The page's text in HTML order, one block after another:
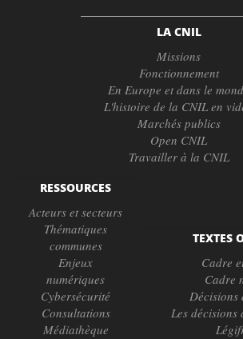
LA CNIL
Missions
Fonctionnement
En Europe et dans le
L'histoire de la CNIL en
Marchés publics
Open CNIL
Travailler à la CNIL
RESSOURCES
Acteurs et secteurs
Thématiques
communes
Enjeux
numériques
Cybersécurité
Consultations
Médiathèque
TEXTES
Cadre
Cadre
Décisions
Les